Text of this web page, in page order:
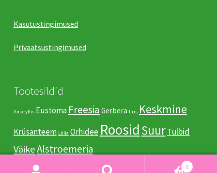
Kasutustingimused
Privaatsustingimused
Tootesildid
Amaryllis Eustoma Freesia Gerbera Iiris Keskmine
Krüsanteem Liilia Orhidee RoosidSuurTulbid
VäikeАlstroemeria
0